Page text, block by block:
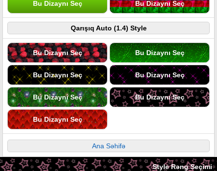
Bu Dizaynı Seç Bu Dizaynı Seç
Qarışıq Auto (1.4) Style
Bu Dizaynı Seç Bu Dizaynı Seç
Bu Dizaynı Seç Bu Dizaynı Seç
Bu Dizaynı Seç Bu Dizaynı Seç
Bu Dizaynı Seç
Ana Səhifə
Style Rəng Seçimi